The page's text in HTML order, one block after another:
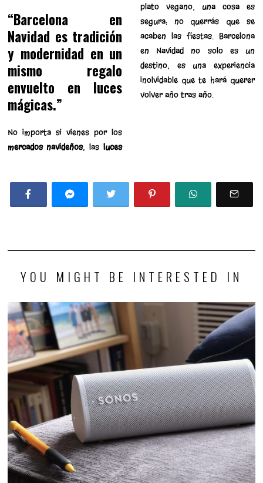
“Barcelona en
Navidad es tradición
y modernidad en un
mismo regalo
envuelto en luces
mágicas.”
No importa si vienes por los
mercados navideños, lasluces
plato vegano; una cosa es
segura: no querrás que se
acaben las fiestas. Barcelona
en Navidad no solo es un
destino, es una experiencia
inolvidable que te hará querer
volver año tras año.
YOU MIGHT BE INTERESTED IN